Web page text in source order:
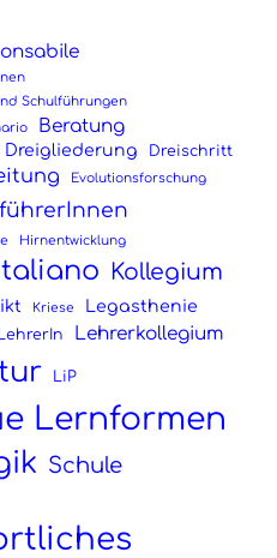
Schulführungen
Beratung
Dreigliederung Dreischritt
Evolutionsforschung
Hirnentwicklung
Italiano Kollegium
Kriese Legasthenie
LehrerIn Lehrerkollegium
LiP
Lernformen
Schule